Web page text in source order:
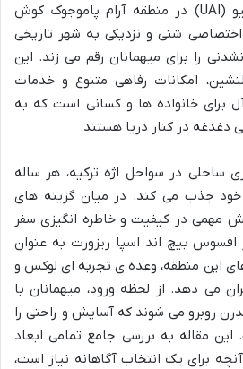
خدمات اولترا آل اینکلوسیو (UAI) در منطقه آرام پاموجوک کوش
شنی و نزدیکی به شهر تاریخی
را برای میهمانان رقم می زند. این
امکانات رفاهی متنوع و خدمات
برای خانواده ها و کسانی است که به
دغدغه در کنار دریا هستند.
ساحلی در سواحل اژه ترکیه، هر ساله
خود جذب می کند. در میان گزینه های
مهمی در کیفیت و خاطره انگیزی سفر
افسوس بیچ اند اسپا ریزورت به عنوان
این منطقه، وعده ی تجربه ای لوکس و
می دهد. از لحظه ورود، میهمانان با
روبرو می شوند که آسایش و راحتی را
این مقاله به بررسی جامع تمامی ابعاد
برای یک انتخاب آگاهانه نیاز است،